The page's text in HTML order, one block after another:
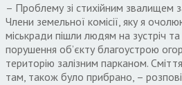
– Проблему зі стихійним звалищем
Члени земельної комісії, яку я
міськради пішли людям на зустріч
порушення об’єкту благоустрою
територію залізним парканом.
там, також було прибрано, –